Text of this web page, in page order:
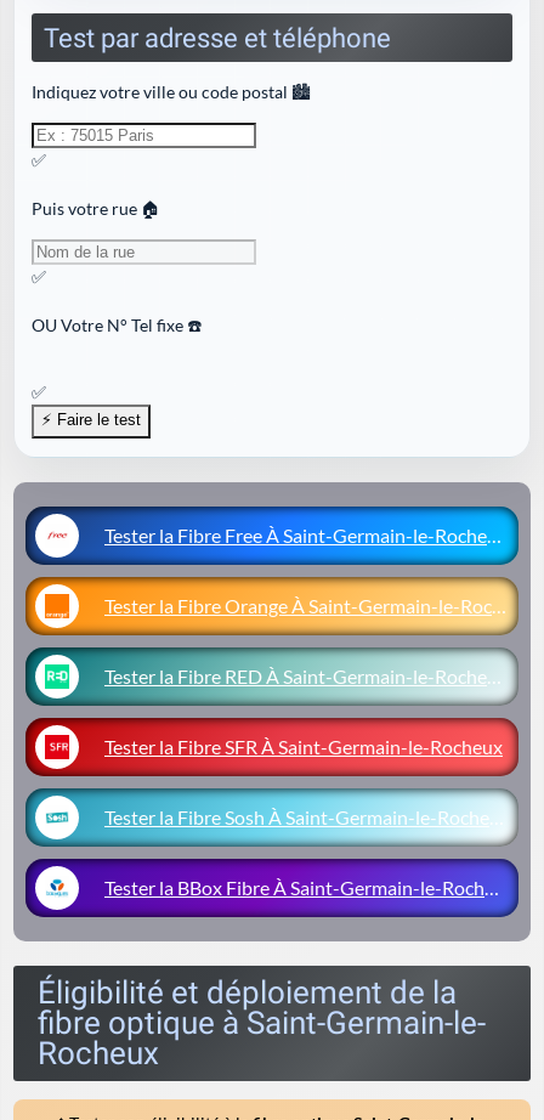
Test par adresse et téléphone
Indiquez votre ville ou code postal 🏙️
✅
Puis votre rue 🏠
✅
OUVotre N° Tel fixe ☎️
✅
Tester la Fibre Free À Saint-Germain-le-Rocheux
Tester la Fibre Orange À Saint-Germain-le-Rocheux
Tester la Fibre RED À Saint-Germain-le-Rocheux
Tester la Fibre SFR À Saint-Germain-le-Rocheux
Tester la Fibre Sosh À Saint-Germain-le-Rocheux
Tester la BBox Fibre À Saint-Germain-le-Rocheux
Éligibilité et déploiement de la
fibre optique à Saint-Germain-le-
Rocheux